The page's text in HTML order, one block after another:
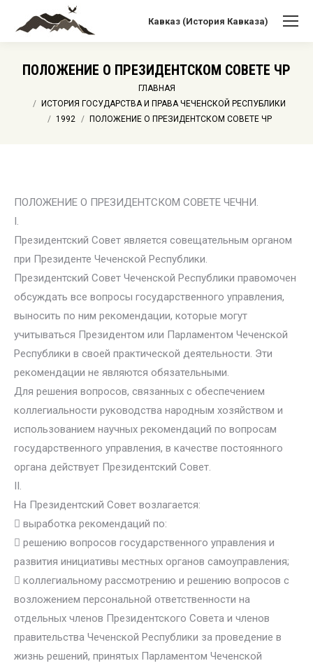
Кавказ (История Кавказа)
ПОЛОЖЕНИЕ О ПРЕЗИДЕНТСКОМ СОВЕТЕ ЧР
ГЛАВНАЯ
ИСТОРИЯ ГОСУДАРСТВА И ПРАВА ЧЕЧЕНСКОЙ РЕСПУБЛИКИ
1992
ПОЛОЖЕНИЕ О ПРЕЗИДЕНТСКОМ СОВЕТЕ ЧР
ПОЛОЖЕНИЕ О ПРЕЗИДЕНТСКОМ СОВЕТЕ ЧЕЧНИ.
I.
Президентский Совет является совещательным органом
при Президенте Чеченской Республики.
Президентский Совет Чеченской Республики правомочен
обсуждать все вопросы государственного управления,
выносить по ним рекомендации, которые могут
учитываться Президентом или Парламентом Чеченской
Республики в своей практической деятельности. Эти
рекомендации не являются обязательными.
Для решения вопросов, связанных с обеспечением
коллегиальности руководства народным хозяйством и
использованием научных рекомендаций по вопросам
государственного управления, в качестве постоянного
органа действует Президентский Совет.
II.
На Президентский Совет возлагается:
 выработка рекомендаций по:
 решению вопросов государственного управления и
развития инициативы местных органов самоуправления;
 коллегиальному рассмотрению и решению вопросов с
возложением персональной ответственности на
отдельных членов Президентского Совета и членов
правительства Чеченской Республики за проведение в
жизнь решений, принятых Парламентом Чеченской